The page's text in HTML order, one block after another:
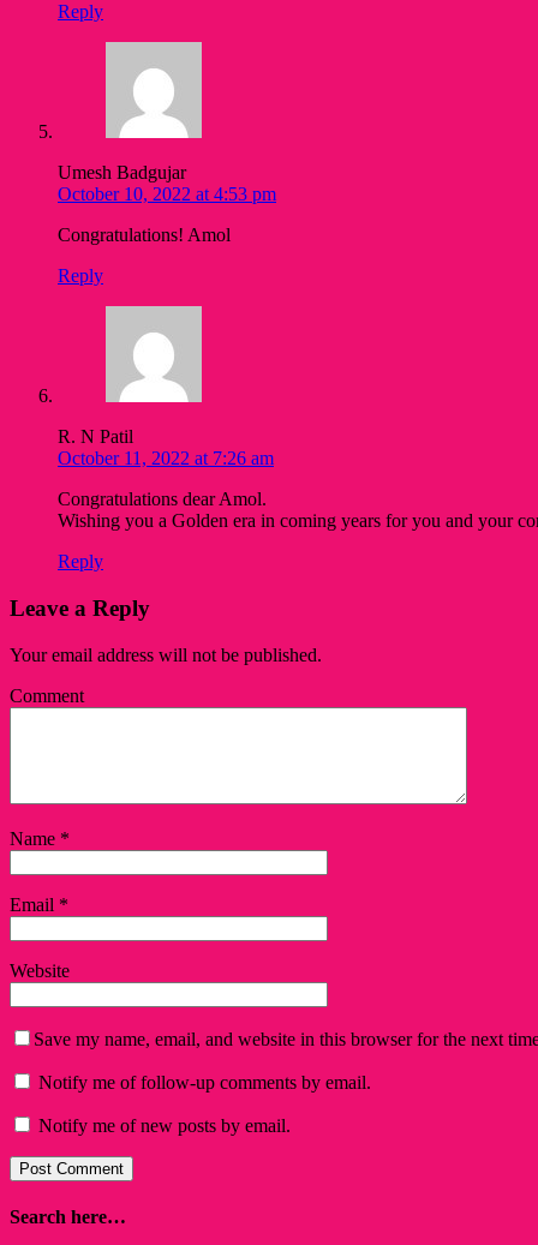
Reply
Umesh Badgujar
October 10, 2022 at 4:53 pm
Congratulations! Amol
Reply
R. N Patil
October 11, 2022 at 7:26 am
Congratulations dear Amol.
Wishing you a Golden era in coming years for you and your
Reply
Leave a Reply
Your email address will not be published.
Comment
Name *
Email *
Website
Save my name, email, and website in this browser for the next
Notify me of follow-up comments by email.
Notify me of new posts by email.
Search here…